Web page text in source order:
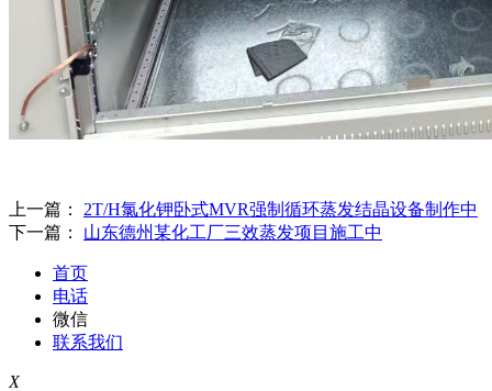
上一篇： 2T/H氯化钾卧式MVR强制循环蒸发结晶设备制作中
下一篇： 山东德州某化工厂三效蒸发项目施工中
首页
电话
微信
联系我们
X